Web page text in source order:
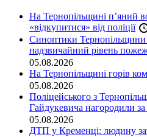
На Тернопільщині п’яний
«відкупитися» від поліції
Синоптики
надзвичайний рівень
05.08.2026
На Тернопільщині горів
05.08.2026
Поліцейського з
Гайдукевича нагородили
05.08.2026
ДТП у Кременці: людину